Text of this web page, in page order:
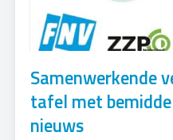
Samenwerkende
tafel met
nieuws